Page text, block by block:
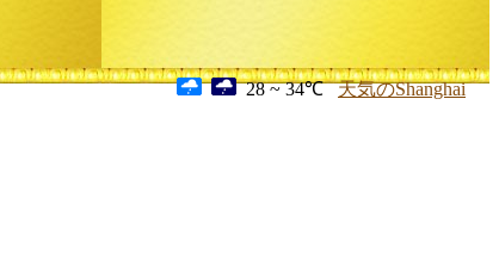
28 ~ 34℃ 天気のShanghai